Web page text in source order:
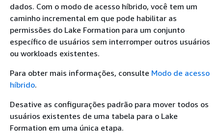
dados. Com o modo de acesso híbrido, você tem um
caminho incremental em que pode habilitar as
permissões do Lake Formation para um conjunto
específico de usuários sem interromper outros usuários
ou workloads existentes.
Para obter mais informações, consulte Modo de acesso
híbrido.
Desative as configurações padrão para mover todos os
usuários existentes de uma tabela para o Lake
Formation em uma única etapa.